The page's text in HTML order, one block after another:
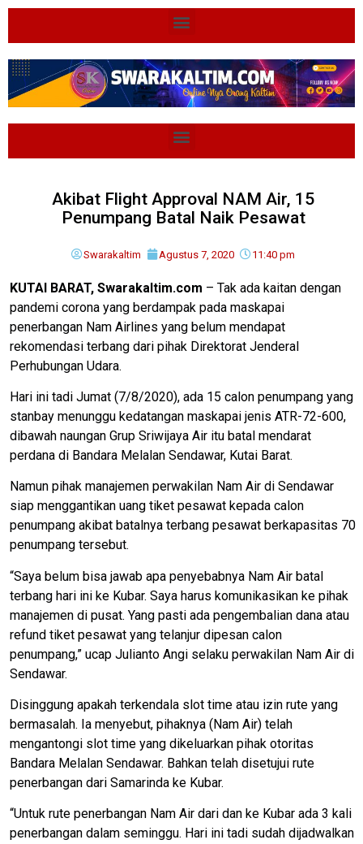
Akibat Flight Approval NAM Air, 15
Penumpang Batal Naik Pesawat
Swarakaltim Agustus 7, 2020 11:40 pm
KUTAI BARAT, Swarakaltim.com – Tak ada kaitan dengan
pandemi corona yang berdampak pada maskapai
penerbangan Nam Airlines yang belum mendapat
rekomendasi terbang dari pihak Direktorat Jenderal
Perhubungan Udara.
Hari ini tadi Jumat (7/8/2020), ada 15 calon penumpang yang
stanbay menunggu kedatangan maskapai jenis ATR-72-600,
dibawah naungan Grup Sriwijaya Air itu batal mendarat
perdana di Bandara Melalan Sendawar, Kutai Barat.
Namun pihak manajemen perwakilan Nam Air di Sendawar
siap menggantikan uang tiket pesawat kepada calon
penumpang akibat batalnya terbang pesawat berkapasitas 70
penumpang tersebut.
“Saya belum bisa jawab apa penyebabnya Nam Air batal
terbang hari ini ke Kubar. Saya harus komunikasikan ke pihak
manajemen di pusat. Yang pasti ada pengembalian dana atau
refund tiket pesawat yang telanjur dipesan calon
penumpang,” ucap Julianto Angi selaku perwakilan Nam Air di
Sendawar.
Disinggung apakah terkendala slot time atau izin rute yang
bermasalah. Ia menyebut, pihaknya (Nam Air) telah
mengantongi slot time yang dikeluarkan pihak otoritas
Bandara Melalan Sendawar. Bahkan telah disetujui rute
penerbangan dari Samarinda ke Kubar.
“Untuk rute penerbangan Nam Air dari dan ke Kubar ada 3 kali
penerbangan dalam seminggu. Hari ini tadi sudah dijadwalkan